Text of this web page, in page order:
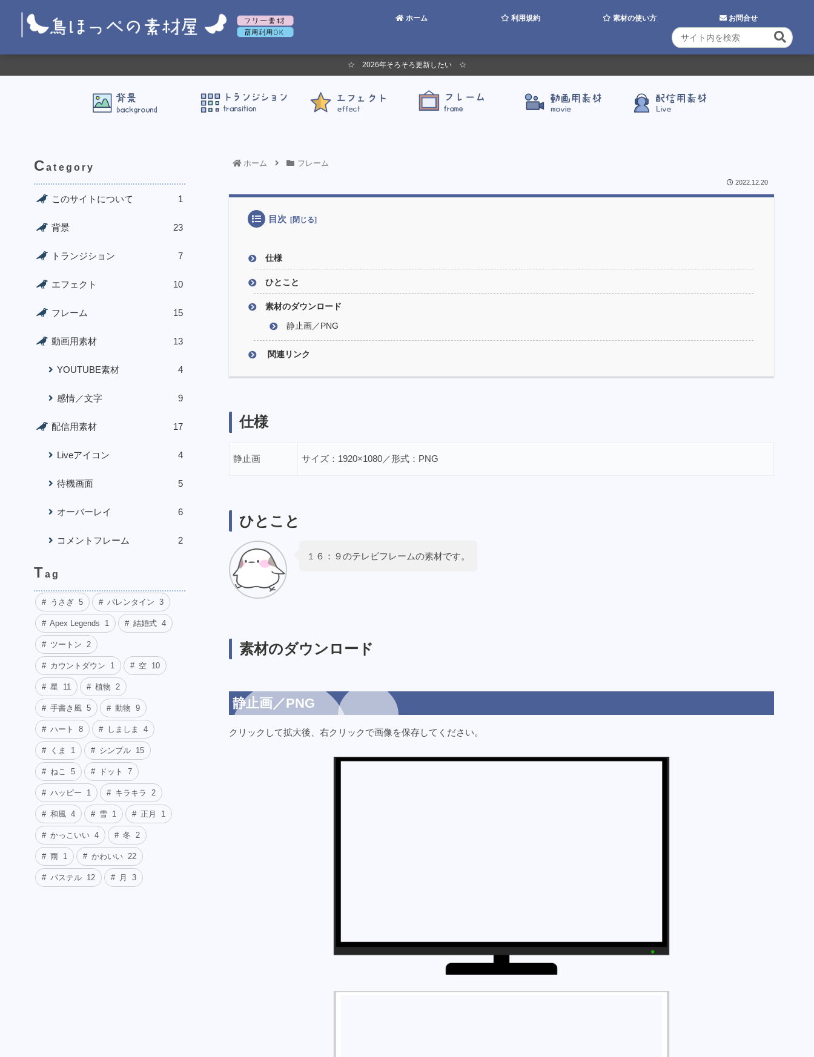
ホーム 利用規約 素材の使い方 お問合せ
☆ 2026年そろそろ更新したい ☆
ホーム フレーム
2022.12.20
目次
仕様
ひとこと
素材のダウンロード
静止画／PNG
関連リンク
仕様
静止画 サイズ：1920×1080／形式：PNG
ひとこと
１６：９のテレビフレームの素材です。
素材のダウンロード
静止画／PNG
クリックして拡大後、右クリックで画像を保存してください。
Category
このサイトについて 1
背景 23
トランジション 7
エフェクト 10
フレーム 15
動画用素材 13
YOUTUBE素材 4
感情／文字 9
配信用素材 17
Liveアイコン 4
待機画面 5
オーバーレイ 6
コメントフレーム 2
Tag
うさぎ 5 バレンタイン 3
Apex Legends 1 結婚式 4
ツートン 2
カウントダウン 1 空 10
星 11 植物 2
手書き風 5 動物 9
ハート 8 しましま 4
くま 1 シンプル 15
ねこ 5 ドット 7
ハッピー 1 キラキラ 2
和風 4 雪 1 正月 1
かっこいい 4 冬 2
雨 1 かわいい 22
パステル 12 月 3